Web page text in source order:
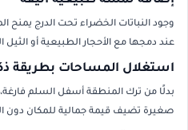
وجود النباتات الخضراء تحت الدرج يمنح
عند دمجها مع الأحجار الطبيعية أو الثيل
استغلال المساحات بطريقة
بدلًا من ترك المنطقة أسفل السلم
صغيرة تضيف قيمة جمالية للمكان دون